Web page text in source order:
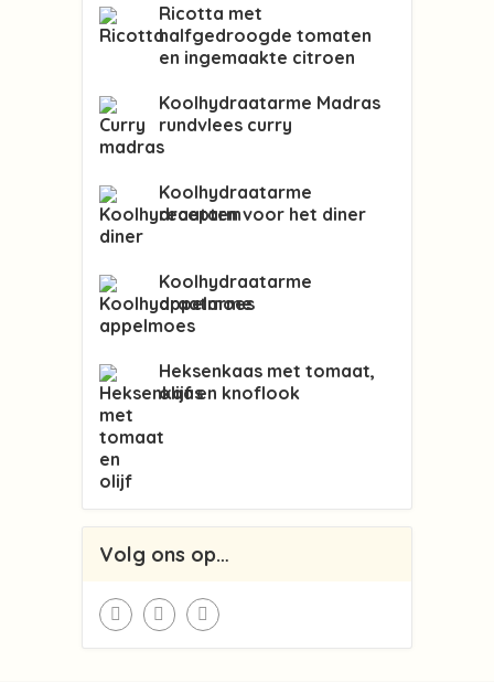
Ricotta met
halfgedroogde tomaten
en ingemaakte citroen
Koolhydraatarme Madras
rundvlees curry
Koolhydraatarme
recepten voor het diner
Koolhydraatarme
appelmoes
Heksenkaas met tomaat,
olijf en knoflook
Volg ons op…